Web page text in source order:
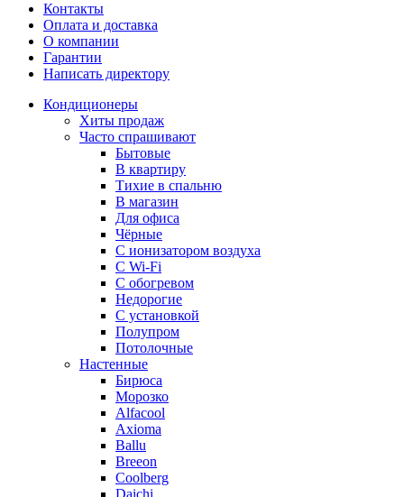
Контакты
Оплата и доставка
О компании
Гарантии
Написать директору
Кондиционеры
Хиты продаж
Часто спрашивают
Бытовые
В квартиру
Тихие в спальню
В магазин
Для офиса
Чёрные
С ионизатором воздуха
С Wi-Fi
С обогревом
Недорогие
С установкой
Полупром
Потолочные
Настенные
Бирюса
Морозко
Alfacool
Axioma
Ballu
Breeon
Coolberg
Daichi